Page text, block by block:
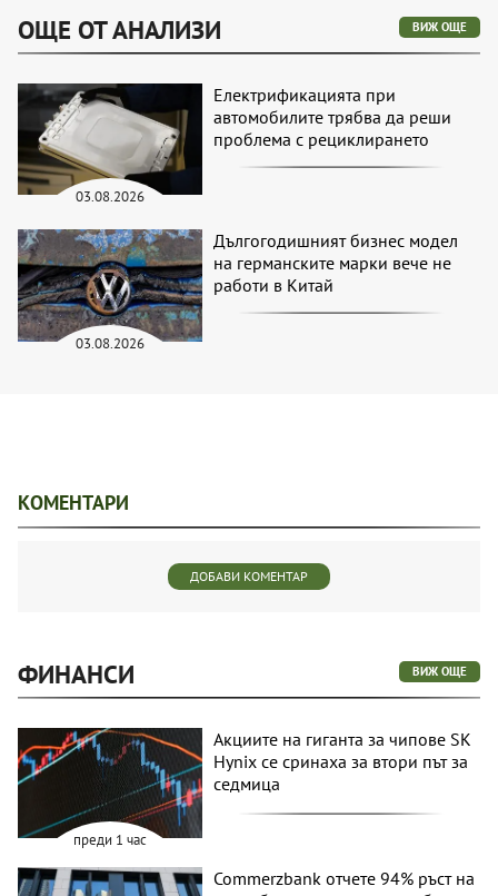
ОЩЕ ОТ АНАЛИЗИ ВИЖ ОЩЕ
03.08.2026
Електрификацията при
автомобилите трябва да реши
проблема с рециклирането
03.08.2026
Дългогодишният бизнес модел
на германските марки вече не
работи в Китай
КОМЕНТАРИ
ДОБАВИ КОМЕНТАР
ФИНАНСИ ВИЖ ОЩЕ
преди 1 час
Акциите на гиганта за чипове SK
Hynix се сринаха за втори път за
седмица
Commerzbank отчете 94% ръст на